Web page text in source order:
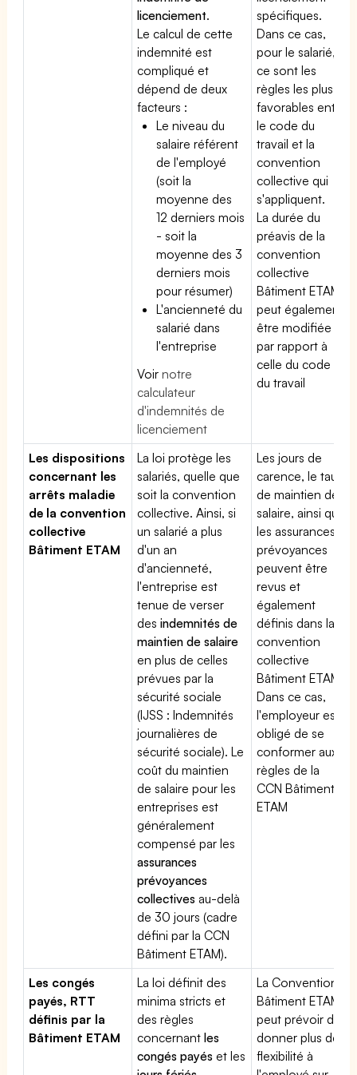
licenciement.
Le calcul de cette
indemnité est
compliqué et
dépend de deux
facteurs :
Le niveau du
salaire référent
de l'employé
(soit la
moyenne des
12 derniers mois
- soit la
moyenne des 3
derniers mois
pour résumer)
L'ancienneté du
salarié dans
l'entreprise
Voirnotre
calculateur
d'indemnités de
licenciement
spécifiques.
Dans ce cas,
pour le salarié,
ce sont les
règles les plus
favorables entre
le code du
travail et la
convention
collective qui
s'appliquent.
La durée du
préavis de la
convention
collective
Bâtiment ETAM
peut également
être modifiée
par rapport à
celle du code
du travail
Les dispositions
concernant les
arrêts maladie
de la convention
collective
Bâtiment ETAM
La loi protège les
salariés, quelle que
soit la convention
collective. Ainsi, si
un salarié a plus
d'un an
d'ancienneté,
l'entreprise est
tenue de verser
desindemnités de
maintien de salaire
en plus de celles
prévues par la
sécurité sociale
(IJSS : Indemnités
journalières de
sécurité sociale). Le
coût du maintien
de salaire pour les
entreprises est
généralement
compensé par les
assurances
prévoyances
collectives au-delà
de 30 jours (cadre
défini par la CCN
Bâtiment ETAM).
Les jours de
carence, le taux
de maintien de
salaire, ainsi que
les assurances
prévoyances
peuvent être
revus et
également
définis dans la
convention
collective
Bâtiment ETAM.
Dans ce cas,
l'employeur est
obligé de se
conformer aux
règles de la
CCN Bâtiment
ETAM
Les congés
payés, RTT
définis par la
Bâtiment ETAM
La loi définit des
minima stricts et
des règles
concernantles
congés payés et les
La Convention
Bâtiment ETAM
peut prévoir de
donner plus de
flexibilité à